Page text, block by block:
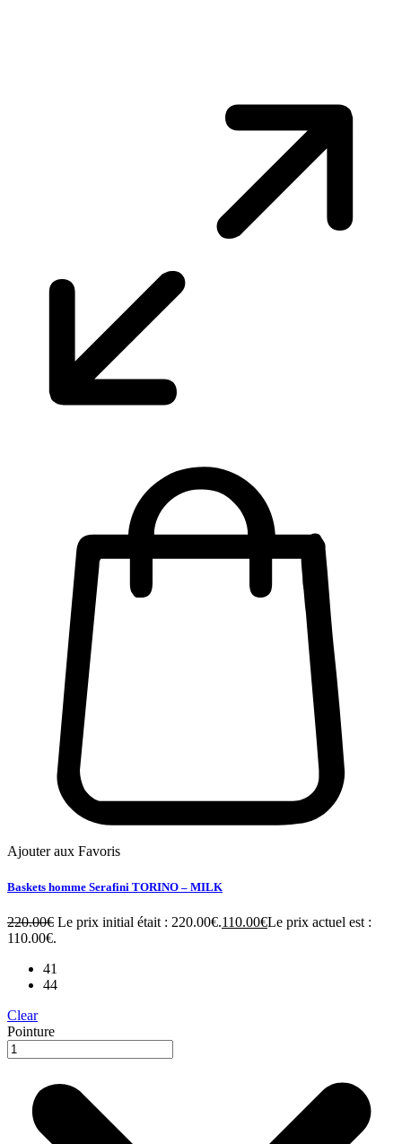
Ajouter aux Favoris
Baskets homme Serafini TORINO – MILK
220.00€ Le prix initial était : 220.00€.110.00€Le prix actuel est :
110.00€.
41
44
Clear
Pointure